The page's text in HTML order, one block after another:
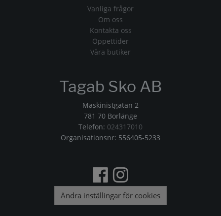
Vanliga frågor
Om oss
Kontakta oss
Öppettider
Våra butiker
Tagab Sko AB
Maskinistgatan 2
781 70 Borlänge
Telefon: 024317010
Organisationsnr: 556405-5233
Ändra inställingar för cookies